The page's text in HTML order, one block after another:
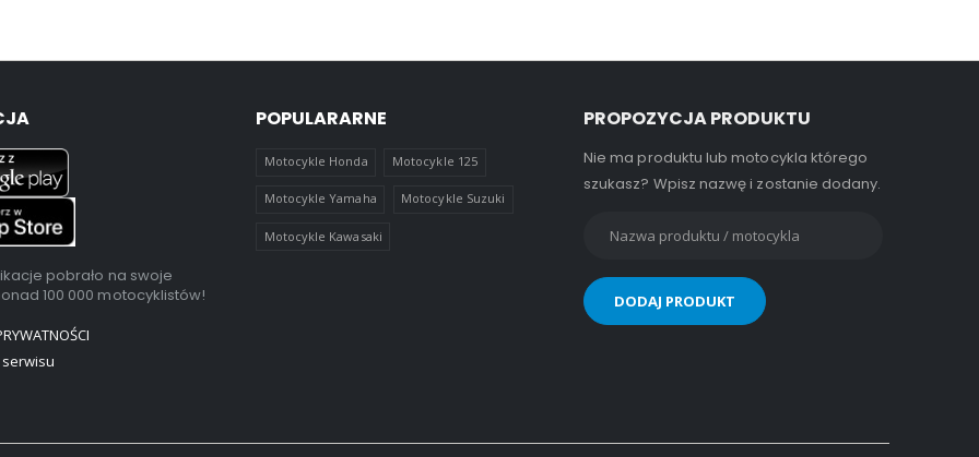
pobrało na swoje
100 000 motocyklistów!
POPULARARNE
Motocykle Honda Motocykle 125
Motocykle Yamaha Motocykle Suzuki
Motocykle Kawasaki
PROPOZYCJA PRODUKTU
Nie ma produktu lub motocykla którego
szukasz? Wpisz nazwę i zostanie dodany.